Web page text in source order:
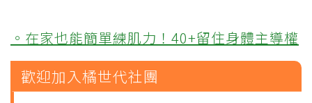
。在家也能簡單練肌力！40+留住身體主導權
歡迎加入橘世代社團